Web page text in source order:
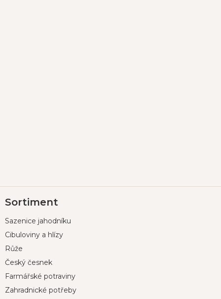
á
a
Sortiment
Sazenice jahodníku
Cibuloviny a hlízy
Růže
Český česnek
Farmářské potraviny
Zahradnické potřeby